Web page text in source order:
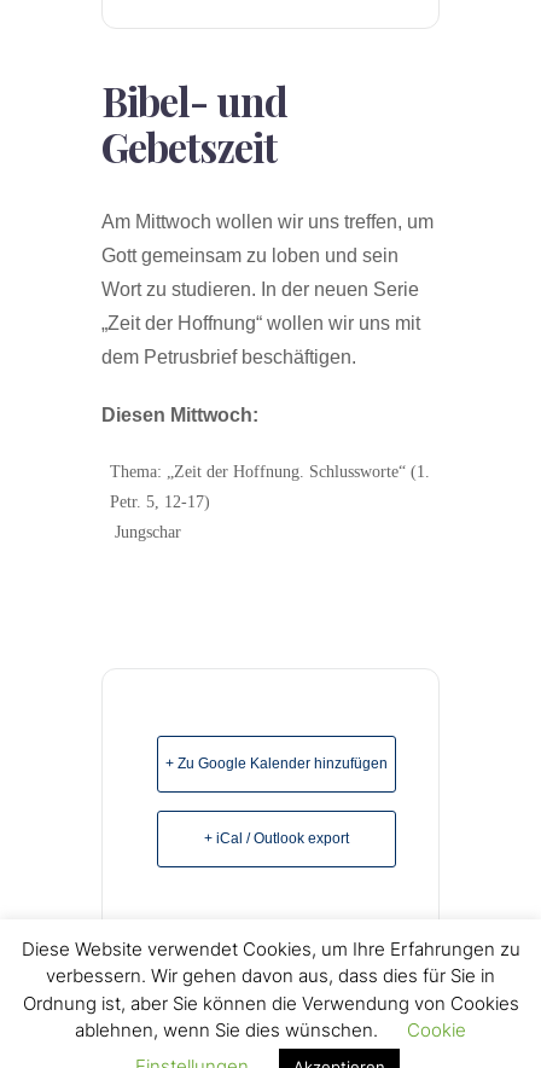
Bibel- und
Gebetszeit
Am Mittwoch wollen wir uns treffen, um
Gott gemeinsam zu loben und sein
Wort zu studieren. In der neuen Serie
„Zeit der Hoffnung“ wollen wir uns mit
dem Petrusbrief beschäftigen.
Diesen Mittwoch:
Thema: „Zeit der Hoffnung. Schlussworte“ (1.
Petr. 5, 12-17)
Jungschar
+ Zu Google Kalender hinzufügen
+ iCal / Outlook export
© Copyright 2022 Freikirchliche Baptisten e.V. Lage -
Diese Website verwendet Cookies, um Ihre Erfahrungen zu
verbessern. Wir gehen davon aus, dass dies für Sie in
Ordnung ist, aber Sie können die Verwendung von Cookies
ablehnen, wenn Sie dies wünschen.
Cookie